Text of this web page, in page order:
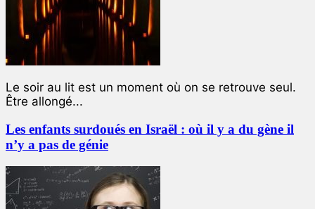
Le soir au lit est un moment où on se retrouve seul.
Être allongé...
Les enfants surdoués en Israël : où il y a du gène il
n’y a pas de génie